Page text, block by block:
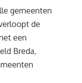
gemeenten
de
een
Breda,